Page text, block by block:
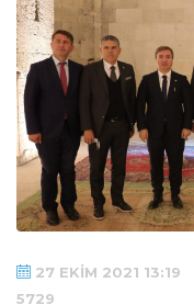
27 EKIM 2021 13:19
5729